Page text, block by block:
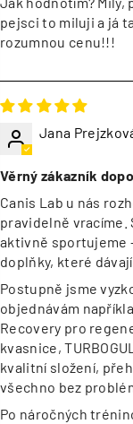
pejsci to miluji a já
rozumnou cenu!!!
Jana
Věrný zákazník
Canis Lab u nás
pravidelně vracíme.
aktivně sportujeme
doplňky, které
Postupně jsme
objednávám
Recovery pro
kvasnice,
kvalitní složení,
všechno bez
Po náročných